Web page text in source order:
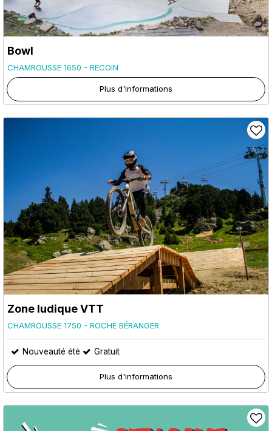
Bowl
CHAMROUSSE 1650 - RECOIN
Plus d'informations
Zone ludique VTT
CHAMROUSSE 1750 - ROCHE BÉRANGER
Nouveauté été Gratuit
Plus d'informations